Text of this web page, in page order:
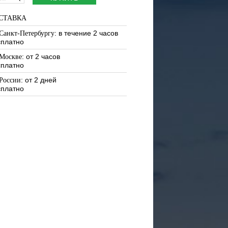
Петербургу: в течение 2 часов
: от 2 часов
: от 2 дней